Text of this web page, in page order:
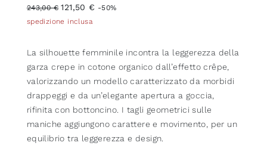
243,00 € 121,50 € -50%
spedizione inclusa
La silhouette femminile incontra la leggerezza della
garza crepe in cotone organico dall’effetto crêpe,
valorizzando un modello caratterizzato da morbidi
drappeggi e da un’elegante apertura a goccia,
rifinita con bottoncino. I tagli geometrici sulle
maniche aggiungono carattere e movimento, per un
equilibrio tra leggerezza e design.